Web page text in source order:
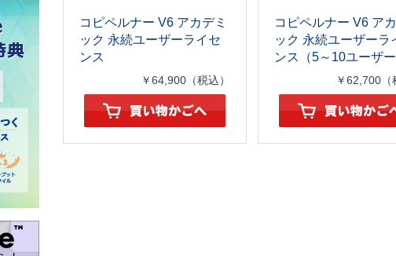
コピペルナー V6 アカデミ
ック 永続ユーザーライセ
ンス
￥64,900（税込）
コピペルナー V6 ア
ック 永続ユーザーラ
ンス（5～10ユーザー
￥62,700（